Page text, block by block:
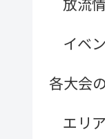
イベ
各大会
エリ